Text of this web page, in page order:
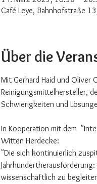
Café Leye, Bahnhofstraße
Über die
Mit Gerhard Haid und Oliver
Reinigungsmittelhersteller,
Schwierigkeiten und
In Kooperation mit dem
Witten Herdecke:
"Die sich kontinuierlich
wissenschaftlich zu